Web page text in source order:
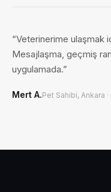
“Veterinerime ulaşmak
Mesajlaşma, geçmiş
uygulamada.”
Mert A.Pet Sahibi, Ankara ·